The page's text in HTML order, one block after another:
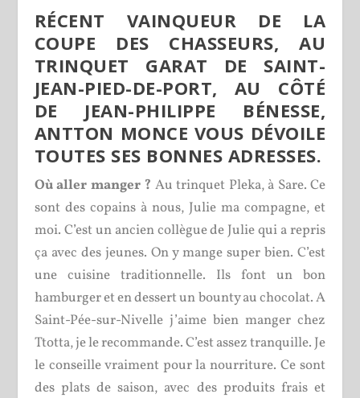
RÉCENT VAINQUEUR DE LA
COUPE DES CHASSEURS, AU
TRINQUET GARAT DE SAINT-
JEAN-PIED-DE-PORT, AU CÔTÉ
DE JEAN-PHILIPPE BÉNESSE,
ANTTON MONCE VOUS DÉVOILE
TOUTES SES BONNES ADRESSES.
Où aller manger ? Au trinquet Pleka, à Sare. Ce
sont des copains à nous, Julie ma compagne, et
moi. C’est un ancien collègue de Julie qui a repris
ça avec des jeunes. On y mange super bien. C’est
une cuisine traditionnelle. Ils font un bon
hamburger et en dessert un bounty au chocolat. A
Saint-Pée-sur-Nivelle j’aime bien manger chez
Ttotta, je le recommande. C’est assez tranquille. Je
le conseille vraiment pour la nourriture. Ce sont
des plats de saison, avec des produits frais et